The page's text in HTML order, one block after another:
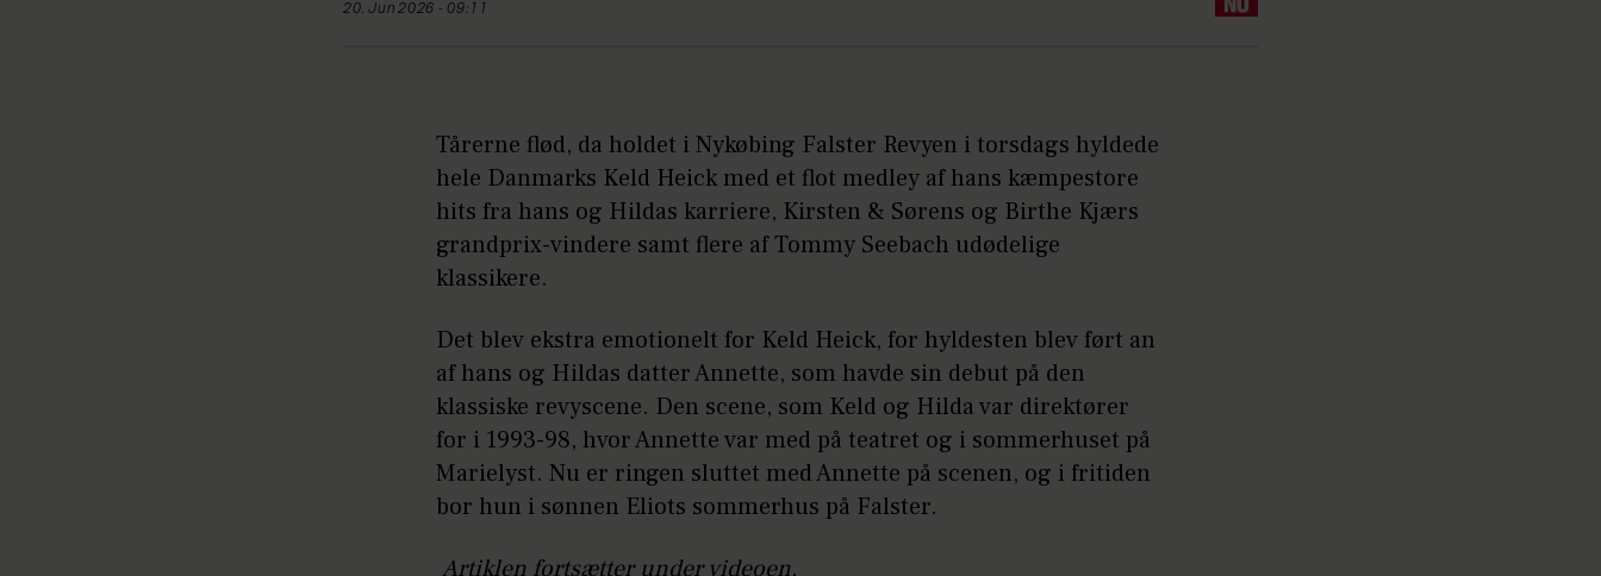
20. Jun 2026 - 09:11
Tårerne flød, da holdet i Nykøbing Falster Revyen i torsdags hyldede
hele Danmarks Keld Heick med et flot medley af hans kæmpestore
hits fra hans og Hildas karriere, Kirsten & Sørens og Birthe Kjærs
grandprix-vindere samt flere af Tommy Seebach udødelige
klassikere.
Det blev ekstra emotionelt for Keld Heick, for hyldesten blev ført an
af hans og Hildas datter Annette, som havde sin debut på den
klassiske revyscene. Den scene, som Keld og Hilda var direktører
for i 1993-98, hvor Annette var med på teatret og i sommerhuset på
Marielyst. Nu er ringen sluttet med Annette på scenen, og i fritiden
bor hun i sønnen Eliots sommerhus på Falster.
Artiklen fortsætter under videoen.